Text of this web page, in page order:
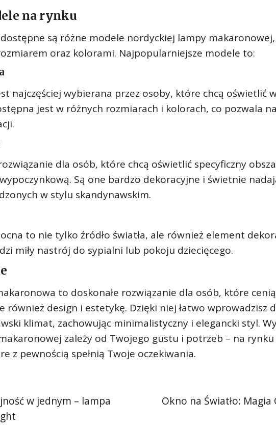
na rynku
są różne modele nordyckiej lampy
oraz kolorami. Najpopularniejsze modele to:
najczęściej wybierana przez osoby, które chcą oświetlić
jest w różnych rozmiarach i kolorach, co pozwala
dla osób, które chcą oświetlić specyficzny
Są one bardzo dekoracyjne i świetnie
w stylu skandynawskim.
to nie tylko źródło światła, ale również element
miły nastrój do sypialni lub pokoju dziecięcego.
to doskonałe rozwiązanie dla osób, które
również design i estetykę. Dzięki niej łatwo wprowadzisz
klimat, zachowując minimalistyczny i elegancki styl.
zależy od Twojego gustu i potrzeb – na
z pewnością spełnią Twoje oczekiwania.
w jednym – lampa
Okno na Światło: